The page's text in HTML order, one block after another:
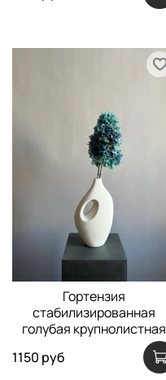
Гортензия
стабилизированная
голубая крупнолистная
1150 руб